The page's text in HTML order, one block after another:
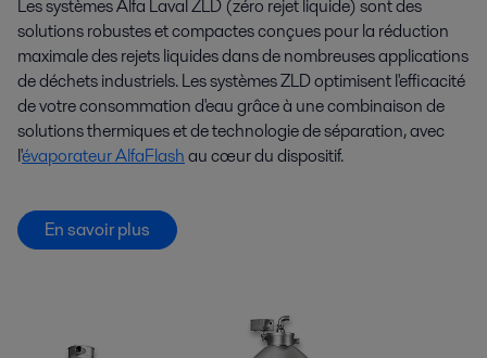
Les systèmes Alfa Laval ZLD (zéro rejet liquide) sont des
solutions robustes et compactes conçues pour la réduction
maximale des rejets liquides dans de nombreuses applications
de déchets industriels. Les systèmes ZLD optimisent l'efficacité
de votre consommation d'eau grâce à une combinaison de
solutions thermiques et de technologie de séparation, avec
l'évaporateur AlfaFlashau cœur du dispositif.
En savoir plus